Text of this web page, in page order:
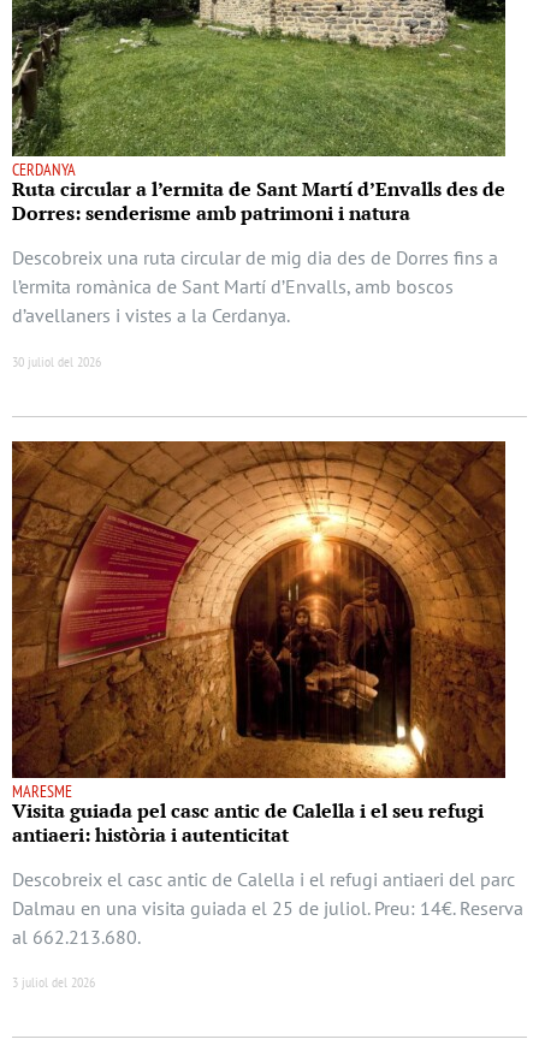
CERDANYA
Ruta circular a l’ermita de Sant Martí d’Envalls des de
Dorres: senderisme amb patrimoni i natura
Descobreix una ruta circular de mig dia des de Dorres fins a
l’ermita romànica de Sant Martí d’Envalls, amb boscos
d’avellaners i vistes a la Cerdanya.
30 juliol del 2026
MARESME
Visita guiada pel casc antic de Calella i el seu refugi
antiaeri: història i autenticitat
Descobreix el casc antic de Calella i el refugi antiaeri del parc
Dalmau en una visita guiada el 25 de juliol. Preu: 14€. Reserva
al 662.213.680.
3 juliol del 2026